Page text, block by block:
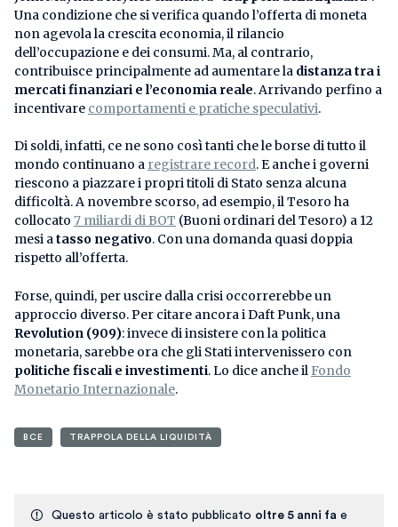
Una condizione che si verifica quando l’offerta di moneta
non agevola la crescita economia, il rilancio
dell’occupazione e dei consumi. Ma, al contrario,
contribuisce principalmente ad aumentare la distanza tra i
mercati finanziari e l’economia reale. Arrivando perfino a
incentivare comportamenti e pratiche speculativi.
Di soldi, infatti, ce ne sono così tanti che le borse di tutto il
mondo continuano a registrare record. E anche i governi
riescono a piazzare i propri titoli di Stato senza alcuna
difficoltà. A novembre scorso, ad esempio, il Tesoro ha
collocato 7 miliardi di BOT (Buoni ordinari del Tesoro) a 12
mesi atasso negativo. Con una domanda quasi doppia
rispetto all’offerta.
Forse, quindi, per uscire dalla crisi occorrerebbe un
approccio diverso. Per citare ancora i Daft Punk, una
Revolution (909): invece di insistere con la politica
monetaria, sarebbe ora che gli Stati intervenissero con
politiche fiscali e investimenti. Lo dice anche il Fondo
Monetario Internazionale.
BCE TRAPPOLA DELLA LIQUIDITÀ
Questo articolo è stato pubblicato oltre 5 anni fa e